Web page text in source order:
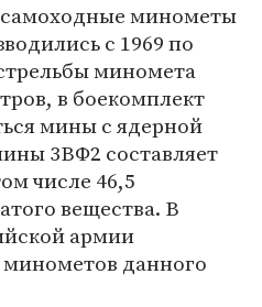
минометы
с 1969 по
миномета
в боекомплект
мины с ядерной
3ВФ2 составляет
числе 46,5
вещества. В
армии
минометов данного